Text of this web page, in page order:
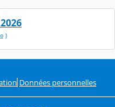
)
Données personnelles